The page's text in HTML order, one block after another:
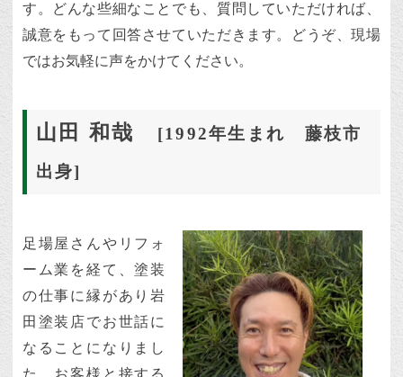
す。どんな些細なことでも、質問していただければ、
誠意をもって回答させていただきます。どうぞ、現場
ではお気軽に声をかけてください。
山田 和哉
[1992年生まれ 藤枝市
出身]
足場屋さんやリフォ
ーム業を経て、塗装
の仕事に縁があり岩
田塗装店でお世話に
なることになりまし